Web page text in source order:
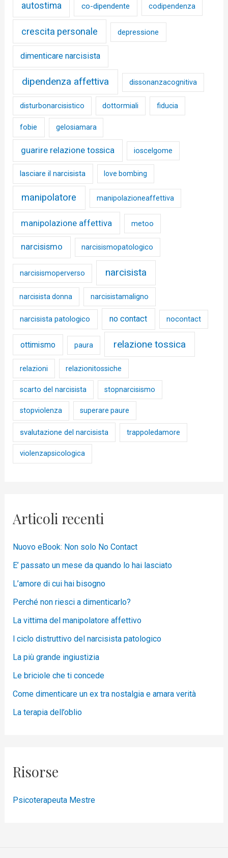
autostima co-dipendente codipendenza
crescita personale depressione
dimenticare narcisista
dipendenza affettiva dissonanzacognitiva
disturbonarcisistico dottormiali fiducia
fobie gelosiamara
guarire relazione tossica ioscelgome
lasciare il narcisista love bombing
manipolatore manipolazioneaffettiva
manipolazione affettiva metoo
narcisismo narcisismopatologico
narcisismoperverso narcisista
narcisista donna narcisistamaligno
narcisista patologico no contact nocontact
ottimismo paura relazione tossica
relazioni relazionitossiche
scarto del narcisista stopnarcisismo
stopviolenza superare paure
svalutazione del narcisista trappoledamore
violenzapsicologica
Articoli recenti
Nuovo eBook: Non solo No Contact
E’ passato un mese da quando lo hai lasciato
L’amore di cui hai bisogno
Perché non riesci a dimenticarlo?
La vittima del manipolatore affettivo
l ciclo distruttivo del narcisista patologico
La più grande ingiustizia
Le briciole che ti concede
Come dimenticare un ex tra nostalgia e amara verità
La terapia dell’oblio
Risorse
Psicoterapeuta Mestre